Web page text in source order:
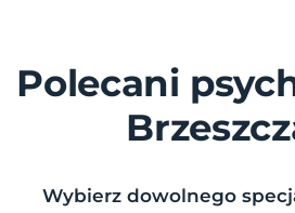
Polecani
Wybierz dowolnego